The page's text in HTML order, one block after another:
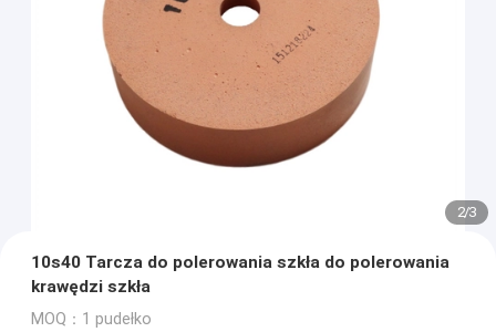
2/3
10s40 Tarcza do polerowania szkła do polerowania
krawędzi szkła
MOQ：1 pudełko